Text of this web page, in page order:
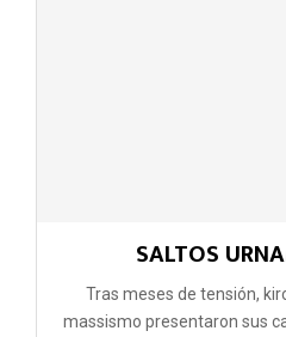
SALTOS
Tras meses de tensión,
massismo presentaron sus